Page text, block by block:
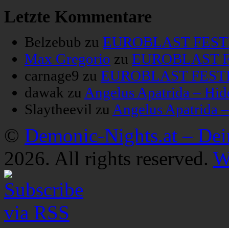
Letzte Kommentare
Belzebub zu EUROBLAST
Max Gregorio zu EUROBLAST
carnage9 zu EUROBLAST
dawak zu Angelus Apatrida –
Slaytheevil zu Angelus Apatrida
© Demonic-Nights.at –
2026. All rights reserved.